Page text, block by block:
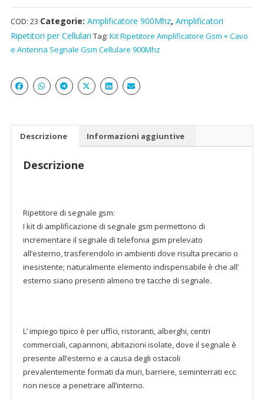
79,99 €.
COD: 23 Categorie: Amplificatore 900Mhz, Amplificatori
Ripetitori per Cellulari Tag: Kit Ripetitore Amplificatore Gsm + Cavo
e Antenna Segnale Gsm Cellulare 900Mhz
Descrizione Informazioni aggiuntive
Descrizione
Ripetitore di segnale gsm:
I kit di amplificazione di segnale gsm permettono di
incrementare il segnale di telefonia gsm prelevato
all’esterno, trasferendolo in ambienti dove risulta precario o
inesistente; naturalmente elemento indispensabile è che all’
esterno siano presenti almeno tre tacche di segnale.
L’ impiego tipico è per uffici, ristoranti, alberghi, centri
commerciali, capannoni, abitazioni isolate, dove il segnale è
presente all’esterno e a causa degli ostacoli
prevalentemente formati da muri, barriere, seminterrati ecc.
non riesce a penetrare all’interno.